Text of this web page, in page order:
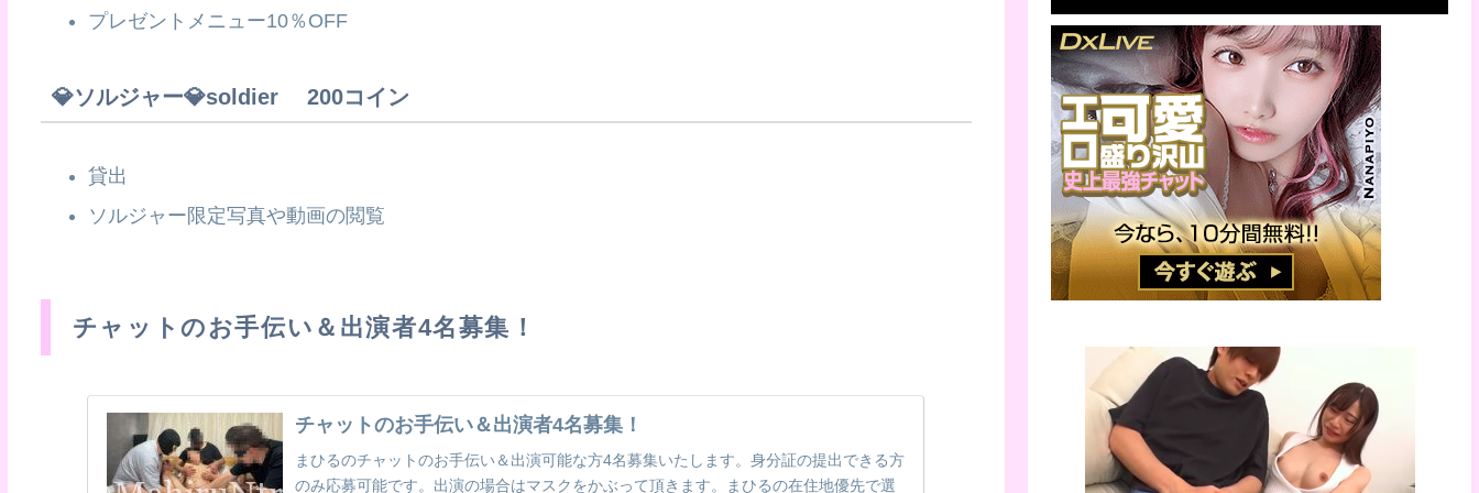
プレゼントメニュー10％OFF
💎ソルジャー💎soldier 200コイン
貸出
ソルジャー限定写真や動画の閲覧
チャットのお手伝い＆出演者4名募集！
チャットのお手伝い＆出演者4名募集！
まひるのチャットのお手伝い＆出演可能な方4名募集いたします。身分証の提出できる方
のみ応募可能です。出演の場合はマスクをかぶって頂きます。まひるの在住地優先で選